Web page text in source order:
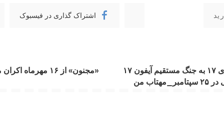
اشتراک گذاری در فیسبوک
شیائومی با سری ۱۷ به جنگ مستقیم آیفون ۱۷
من
«مجنون» از ۱۶